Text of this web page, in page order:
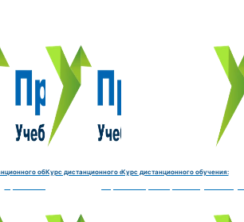
Курс обучения:
по ремонту и обслуживанию
Курс обучения:
металла, отливок, изделий и
руб.
Штамповщик-180 часов
9800 руб.
обучения:
Курс
Курс дистанционного обучения:Курс дистанционного обучения: